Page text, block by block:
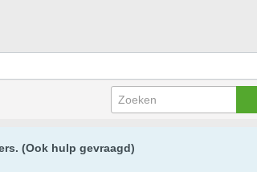
(Ook hulp gevraagd)